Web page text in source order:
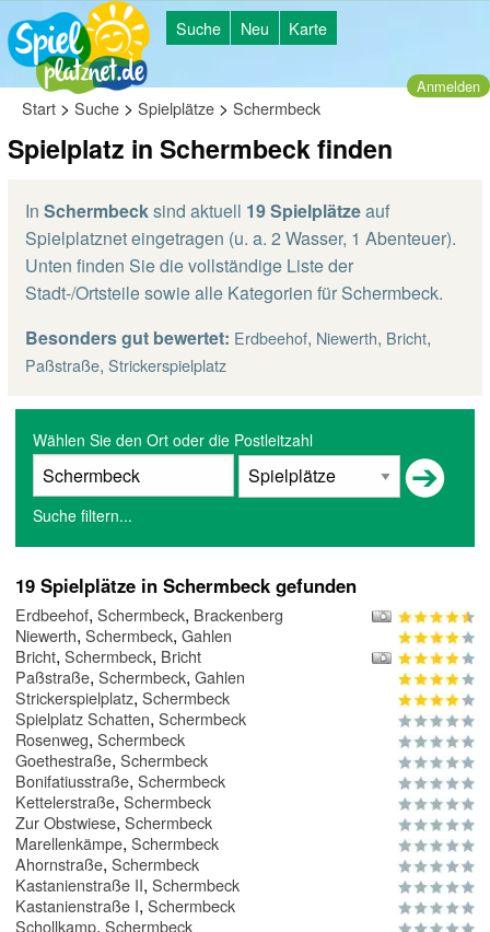
Suche Neu Karte
Anmelden
Start > Suche > Spielplätze > Schermbeck
Spielplatz in Schermbeck finden
In Schermbecksind aktuell 19 Spielplätzeauf
Spielplatznet eingetragen (u. a. 2 Wasser, 1 Abenteuer).
Unten finden Sie die vollständige Liste der
Stadt-/Ortsteile sowie alle Kategorien für Schermbeck.
Besonders gut bewertet: Erdbeehof, Niewerth, Bricht,
Paßstraße, Strickerspielplatz
Wählen Sie den Ort oder die Postleitzahl
Suche filtern...
19 Spielplätze in Schermbeck gefunden
Erdbeehof, Schermbeck, Brackenberg
Niewerth, Schermbeck, Gahlen
Bricht, Schermbeck, Bricht
Paßstraße, Schermbeck, Gahlen
Strickerspielplatz, Schermbeck
Spielplatz Schatten, Schermbeck
Rosenweg, Schermbeck
Goethestraße, Schermbeck
Bonifatiusstraße, Schermbeck
Kettelerstraße, Schermbeck
Zur Obstwiese, Schermbeck
Marellenkämpe, Schermbeck
Ahornstraße, Schermbeck
Kastanienstraße II, Schermbeck
Kastanienstraße I, Schermbeck
Schollkamp, Schermbeck